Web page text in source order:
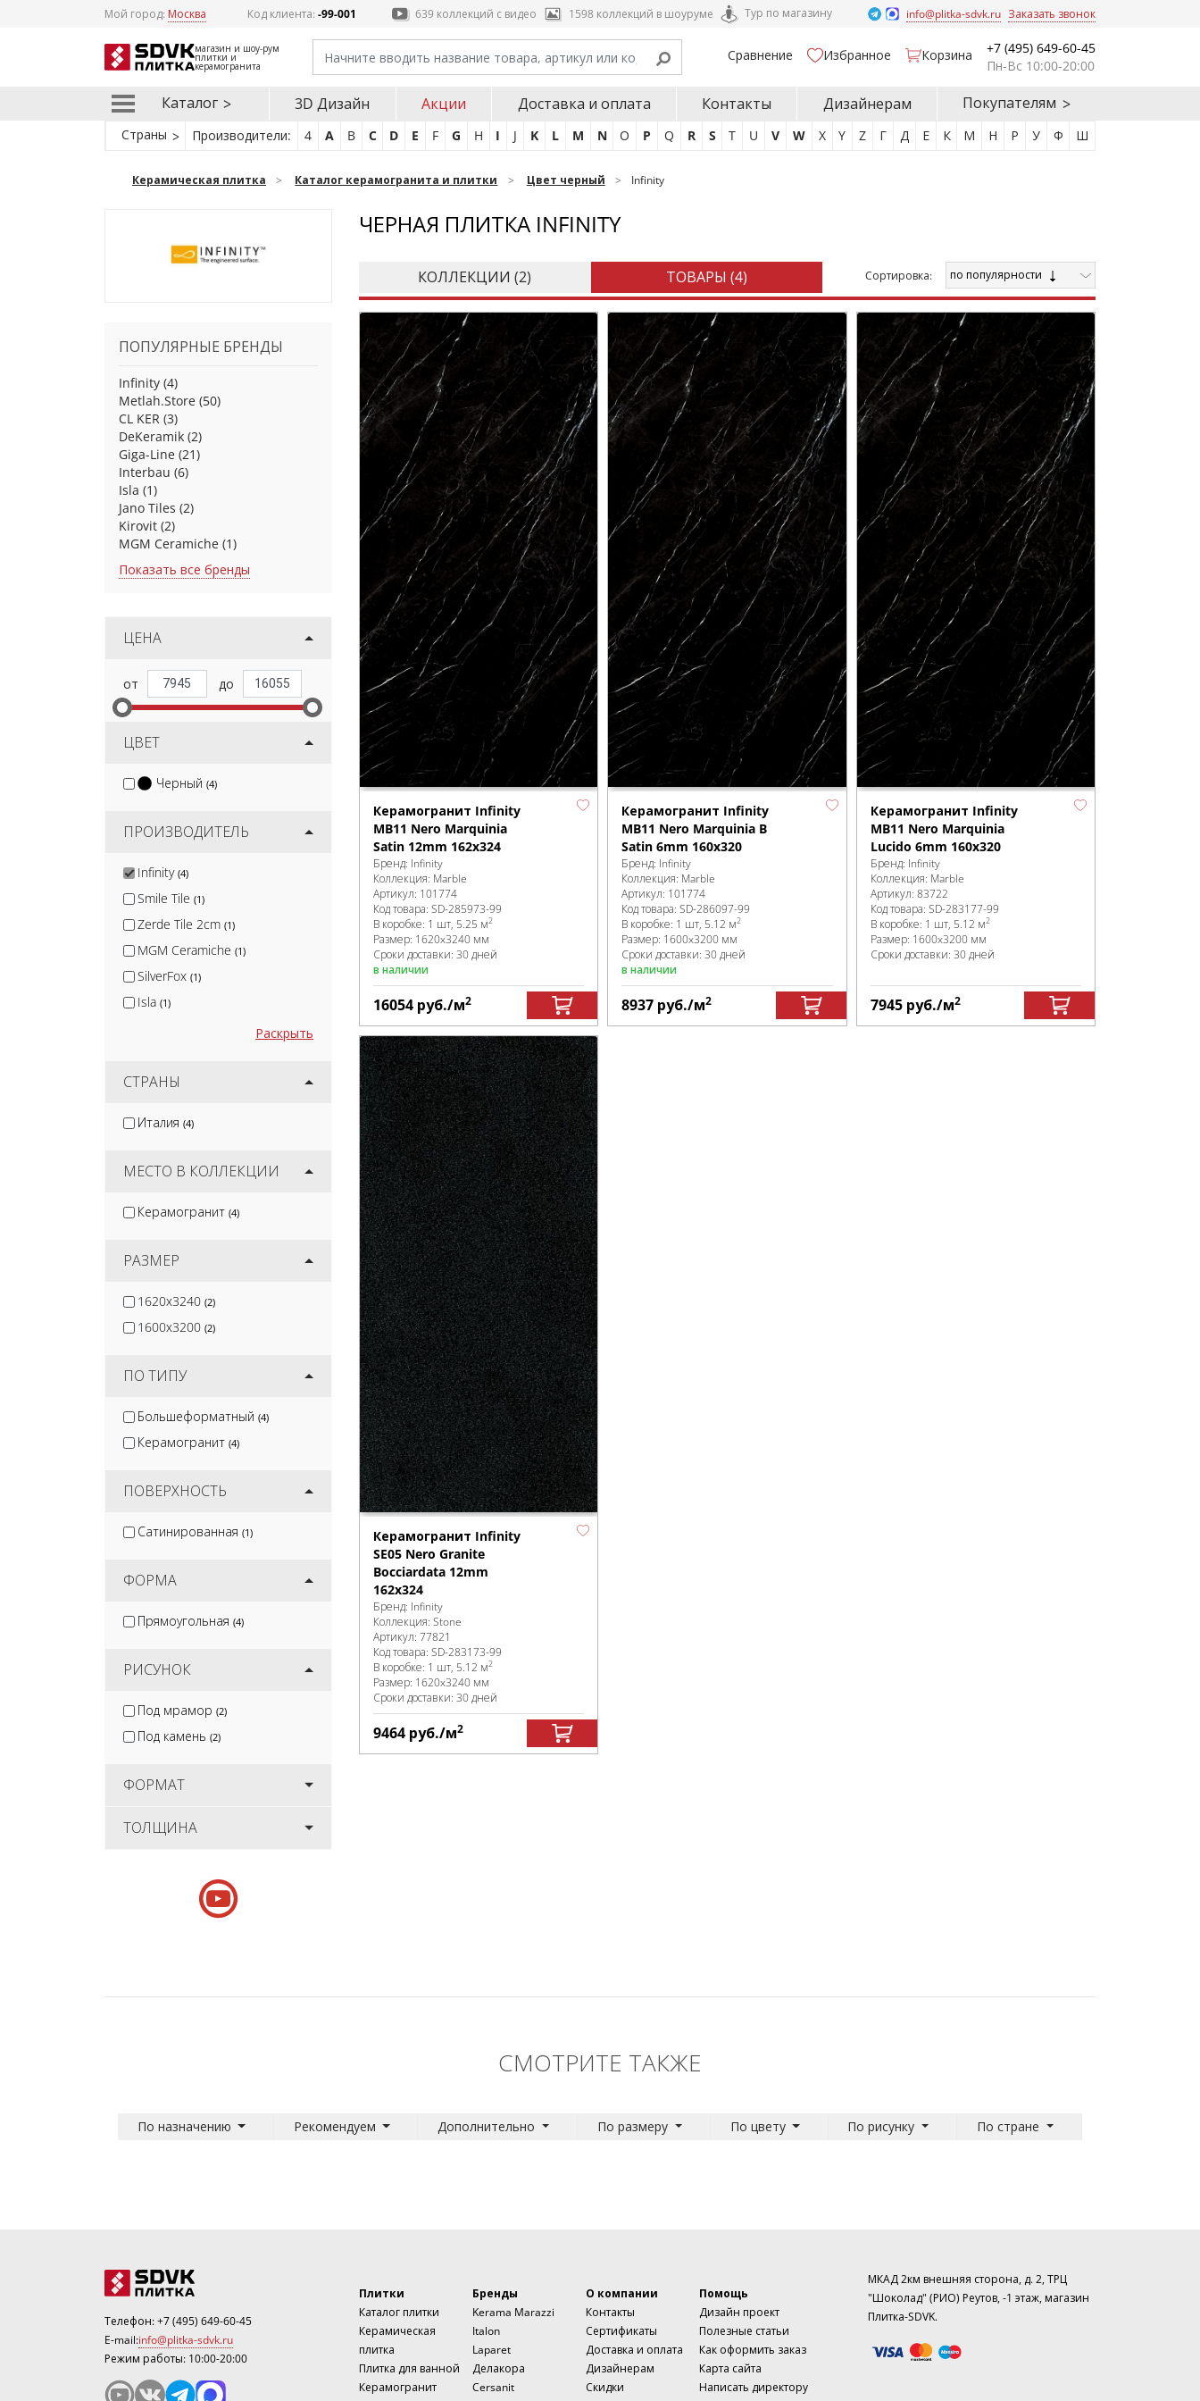
Мой город: Москва Код клиента:-99-001 639 коллекций с видео 1598 коллекций в шоуруме Тур по магазину info@plitka-sdvk.ru Заказать звонок
магазин и шоу-рум
плитки и
керамогранита
Сравнение Избранное Корзина
+7 (495) 649-60-45
Пн-Вс 10:00-20:00
Каталог 3D Дизайн Акции Доставка и оплата Контакты Дизайнерам Покупателям
Страны Производители: 4 A B C D E F G H I J K L M N O P Q R S T U V W X Y Z Г Д Е К М Н Р У Ф Ш
Керамическая плитка Каталог керамогранита и плитки Цвет черный Infinity
ПОПУЛЯРНЫЕ БРЕНДЫ
Infinity (4)
Metlah.Store (50)
CL KER (3)
DeKeramik (2)
Giga-Line (21)
Interbau (6)
Isla (1)
Jano Tiles (2)
Kirovit (2)
MGM Ceramiche (1)
Показать все бренды
ЦЕНА
ЦВЕТ
Черный (4)
ПРОИЗВОДИТЕЛЬ
Infinity (4)
Smile Tile (1)
Zerde Tile 2cm (1)
MGM Ceramiche (1)
SilverFox (1)
Isla (1)
Protiles
Kirovit (2)
Раскрыть
СТРАНЫ
Италия (4)
МЕСТО В КОЛЛЕКЦИИ
Керамогранит (4)
РАЗМЕР
1620x3240 (2)
1600x3200 (2)
ПО ТИПУ
Большеформатный (4)
Керамогранит (4)
ПОВЕРХНОСТЬ
Сатинированная (1)
ФОРМА
Прямоугольная (4)
РИСУНОК
Под мрамор (2)
Под камень (2)
ФОРМАТ
ТОЛЩИНА
ЧЕРНАЯ ПЛИТКА INFINITY
КОЛЛЕКЦИИ (2) ТОВАРЫ (4) Cортировка: по популярности
Керамогранит Infinity
MB11 Nero Marquinia
Satin 12mm 162x324
Бренд: Infinity
Коллекция: Marble
Артикул: 101774
Код товара: SD-285973-99
В коробке: 1 шт, 5.25 м2
Размер: 1620x3240 мм
Сроки доставки: 30 дней
в наличии
16054 руб./м2
Керамогранит Infinity
MB11 Nero Marquinia B
Satin 6mm 160x320
Бренд: Infinity
Коллекция: Marble
Артикул: 101774
Код товара:SD-286097-99
В коробке: 1 шт, 5.12 м2
Размер: 1600x3200 мм
Сроки доставки: 30 дней
в наличии
8937 руб./м2
Керамогранит Infinity
MB11 Nero Marquinia
Lucido 6mm 160х320
Бренд: Infinity
Коллекция: Marble
Артикул: 83722
Код товара: SD-283177-99
В коробке: 1 шт, 5.12 м2
Размер: 1600x3200 мм
Сроки доставки: 30 дней
7945 руб./м2
Керамогранит Infinity
SE05 Nero Granite
Bocciardata 12mm
162х324
Бренд: Infinity
Коллекция: Stone
Артикул: 77821
Код товара: SD-283173-99
В коробке: 1 шт, 5.12 м2
Размер: 1620x3240 мм
Сроки доставки: 30 дней
9464 руб./м2
СМОТРИТЕ ТАКЖЕ
По назначению Рекомендуем Дополнительно По размеру По цвету По рисунку По стране
Телефон:+7 (495) 649-60-45
E-mail:info@plitka-sdvk.ru
Режим работы: 10:00-20:00
Плитки
Каталог плитки
Керамическая
плитка
Плитка для ванной
Керамогранит
Бренды
Kerama Marazzi
Italon
Laparet
Делакора
Cersanit
О компании
Контакты
Сертификаты
Доставка и оплата
Дизайнерам
Скидки
Помощь
Дизайн проект
Полезные статьи
Как оформить заказ
Карта сайта
Написать директору
МКАД 2км внешняя сторона, д. 2, ТРЦ
"Шоколад" (РИО) Реутов, -1 этаж, магазин
Плитка-SDVK.